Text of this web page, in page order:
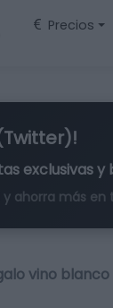
Precios
exclusivasy
ahorra más en
vino blanco